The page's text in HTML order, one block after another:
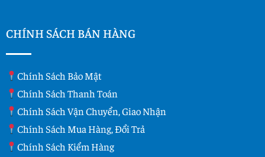
CHÍNH SÁCH BÁN HÀNG
Chính Sách Bảo Mật
Chính Sách Thanh Toán
Chính Sách Vận Chuyển, Giao Nhận
Chính Sách Mua Hàng, Đổi Trả
Chính Sách Kiểm Hàng